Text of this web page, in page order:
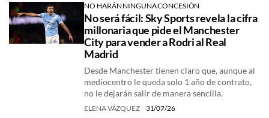
NO HARÁN NINGUNA CONCESIÓN
No será fácil: Sky Sports revela la cifra
millonaria que pide el Manchester
City para vender a Rodri al Real
Madrid
Desde Manchester tienen claro que, aunque al
mediocentro le queda solo 1 año de contrato,
no le dejarán salir de manera sencilla.
ELENA VÁZQUEZ 31/07/26